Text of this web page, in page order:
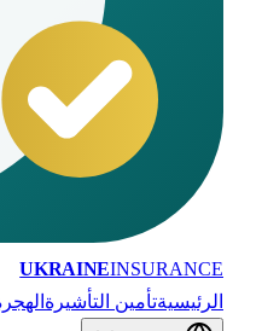
UKRAINE
تأمين التأشيرةالهجرة الأدلة